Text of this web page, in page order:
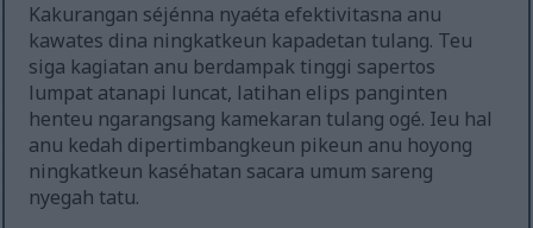
Kakurangan séjénna nyaéta efektivitasna anu
kawates dina ningkatkeun kapadetan tulang. Teu
siga kagiatan anu berdampak tinggi sapertos
lumpat atanapi luncat, latihan elips panginten
henteu ngarangsang kamekaran tulang ogé. Ieu hal
anu kedah dipertimbangkeun pikeun anu hoyong
ningkatkeun kaséhatan sacara umum sareng
nyegah tatu.